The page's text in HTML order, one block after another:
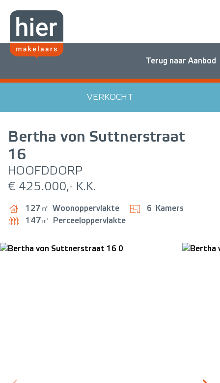
Terug naar Aanbod
VERKOCHT
Bertha von Suttnerstraat
16
HOOFDDORP
€ 425.000,- K.K.
127㎡ Woonoppervlakte 6
Kamers
147㎡
Perceeloppervlakte